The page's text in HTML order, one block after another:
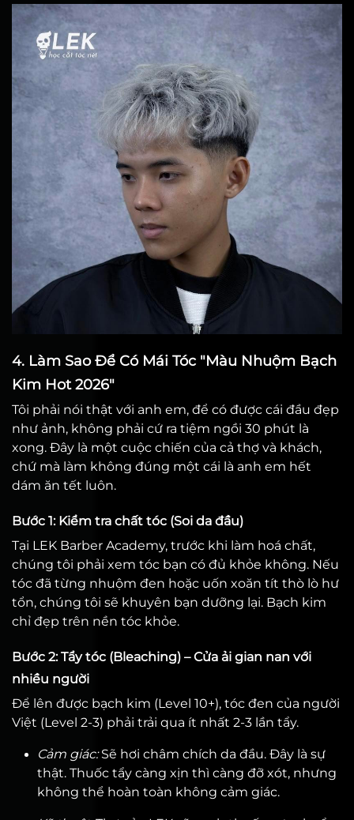
4. Làm Sao Để Có Mái Tóc "Màu Nhuộm Bạch
Kim Hot 2026"
Tôi phải nói thật với anh em, để có được cái đầu đẹp
như ảnh, không phải cứ ra tiệm ngồi 30 phút là
xong. Đây là một cuộc chiến của cả thợ và khách,
chứ mà làm không đúng một cái là anh em hết
dám ăn tết luôn.
Bước 1: Kiểm tra chất tóc (Soi da đầu)
Tại LEK Barber Academy, trước khi làm hoá chất,
chúng tôi phải xem tóc bạn có đủ khỏe không. Nếu
tóc đã từng nhuộm đen hoặc uốn xoăn tít thò lò hư
tổn, chúng tôi sẽ khuyên bạn dưỡng lại. Bạch kim
chỉ đẹp trên nền tóc khỏe.
Bước 2: Tẩy tóc (Bleaching) – Cửa ải gian nan với
nhiều người
Để lên được bạch kim (Level 10+), tóc đen của người
Việt (Level 2-3) phải trải qua ít nhất 2-3 lần tẩy.
Cảm giác:Sẽ hơi châm chích da đầu. Đây là sự
thật. Thuốc tẩy càng xịn thì càng đỡ xót, nhưng
không thể hoàn toàn không cảm giác.